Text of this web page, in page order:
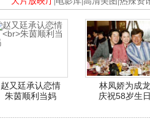
赵又廷承认恋情
朱茵顺利当妈
林凤娇为成龙
庆祝58岁生